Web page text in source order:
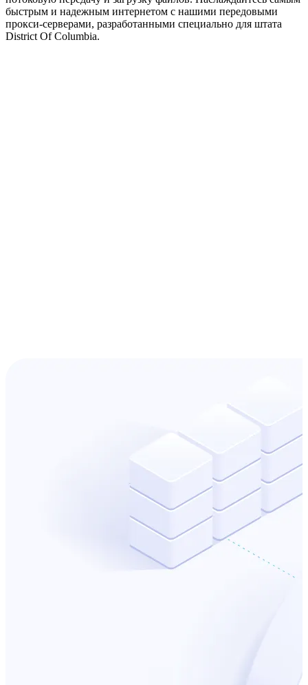
быстрым и надежным интернетом с нашими передовыми
прокси-серверами, разработанными специально для штата
District Of Columbia.